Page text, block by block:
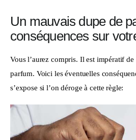
Un mauvais dupe de
conséquences sur
Vous l’aurez compris. Il est impératif
parfum. Voici les éventuelles
s’expose si l’on déroge à cette règle: